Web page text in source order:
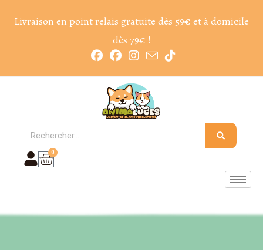
Livraison en point relais gratuite dès 59€ et à domicile
dès 79€ !
0